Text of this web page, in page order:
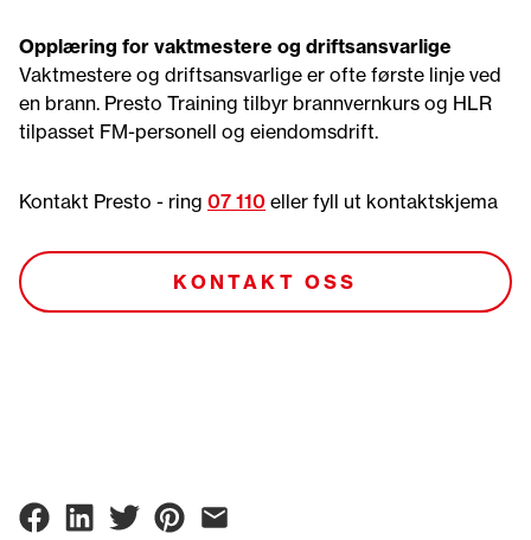
Opplæring for vaktmestere og driftsansvarlige
Vaktmestere og driftsansvarlige er ofte første linje ved
en brann. Presto Training tilbyr brannvernkurs og HLR
tilpasset FM-personell og eiendomsdrift.
Kontakt Presto - ring 07 110 eller fyll ut kontaktskjema
KONTAKT OSS